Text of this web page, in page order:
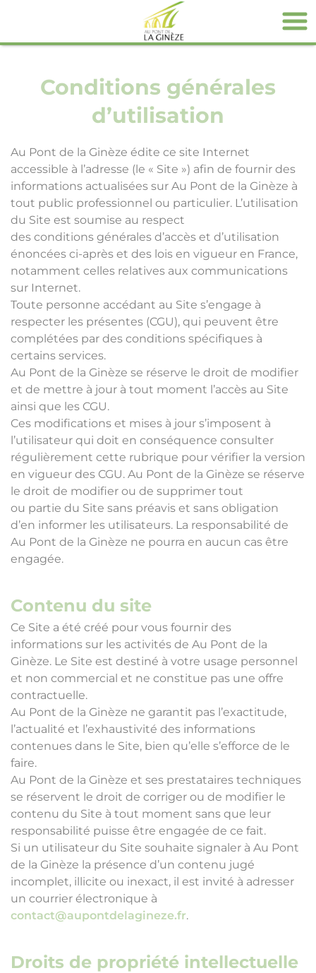
Panneau de gestion des cookies
Conditions générales
d’utilisation
Au Pont de la Ginèze édite ce site Internet
accessible à l’adresse (le « Site ») afin de fournir des
informations actualisées sur Au Pont de la Ginèze à
tout public professionnel ou particulier. L’utilisation
du Site est soumise au respect
des conditions générales d’accès et d’utilisation
énoncées ci-après et des lois en vigueur en France,
notamment celles relatives aux communications
sur Internet.
Toute personne accédant au Site s’engage à
respecter les présentes (CGU), qui peuvent être
complétées par des conditions spécifiques à
certains services.
Au Pont de la Ginèze se réserve le droit de modifier
et de mettre à jour à tout moment l’accès au Site
ainsi que les CGU.
Ces modifications et mises à jour s’imposent à
l’utilisateur qui doit en conséquence consulter
régulièrement cette rubrique pour vérifier la version
en vigueur des CGU. Au Pont de la Ginèze se réserve
le droit de modifier ou de supprimer tout
ou partie du Site sans préavis et sans obligation
d’en informer les utilisateurs. La responsabilité de
Au Pont de la Ginèze ne pourra en aucun cas être
engagée.
Contenu du site
Ce Site a été créé pour vous fournir des
informations sur les activités de Au Pont de la
Ginèze. Le Site est destiné à votre usage personnel
et non commercial et ne constitue pas une offre
contractuelle.
Au Pont de la Ginèze ne garantit pas l’exactitude,
l’actualité et l’exhaustivité des informations
contenues dans le Site, bien qu’elle s’efforce de le
faire.
Au Pont de la Ginèze et ses prestataires techniques
se réservent le droit de corriger ou de modifier le
contenu du Site à tout moment sans que leur
responsabilité puisse être engagée de ce fait.
Si un utilisateur du Site souhaite signaler à Au Pont
de la Ginèze la présence d’un contenu jugé
incomplet, illicite ou inexact, il est invité à adresser
un courrier électronique à
contact@aupontdelagineze.fr.
Droits de propriété intellectuelle